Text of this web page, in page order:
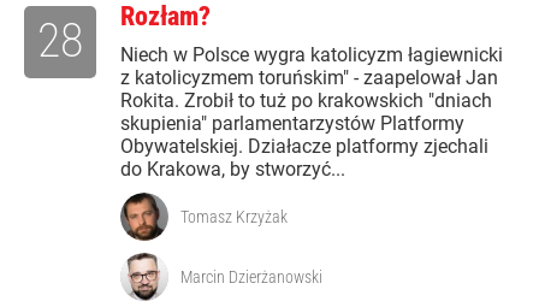
Rozłam?
Niech w Polsce wygra katolicyzm łagiewnicki
z katolicyzmem toruńskim" - zaapelował Jan
Rokita. Zrobił to tuż po krakowskich "dniach
skupienia" parlamentarzystów Platformy
Obywatelskiej. Działacze platformy zjechali
do Krakowa, by stworzyć...
28
Tomasz Krzyżak
Marcin Dzierżanowski